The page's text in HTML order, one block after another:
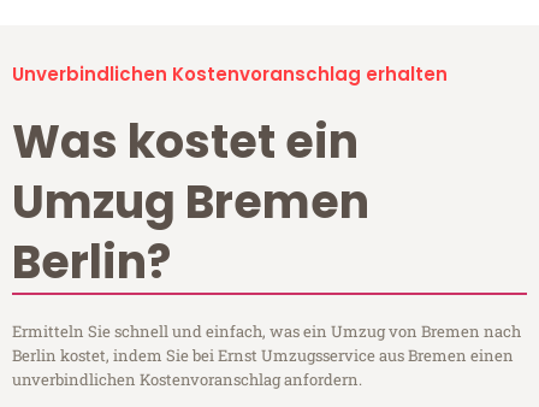
Unverbindlichen Kostenvoranschlag erhalten
Was kostet ein
Umzug Bremen
Berlin?
Ermitteln Sie schnell und einfach, was ein Umzug von Bremen nach
Berlin kostet, indem Sie bei Ernst Umzugsservice aus Bremen einen
unverbindlichen Kostenvoranschlag anfordern.